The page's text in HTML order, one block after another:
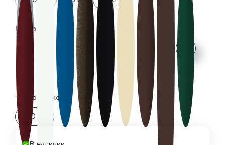
Цвета:
Термостойкость:
150 °C